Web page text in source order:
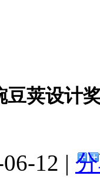
豆荚设计
12 |